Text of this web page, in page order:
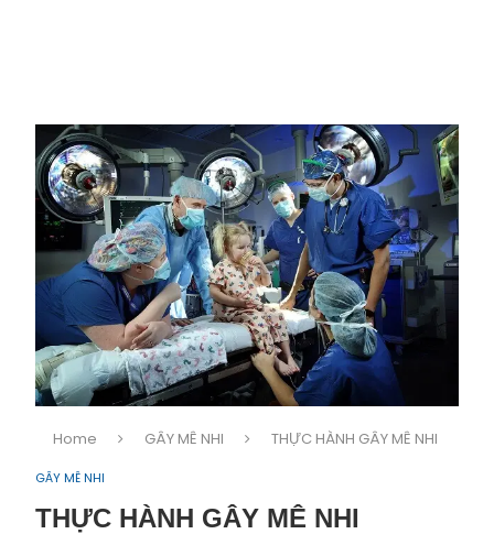
Home GÂY MÊ NHI THỰC HÀNH GÂY MÊ NHI
GÂY MÊ NHI
THỰC HÀNH GÂY MÊ NHI